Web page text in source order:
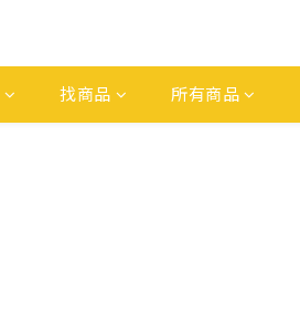
找商品 所有商品